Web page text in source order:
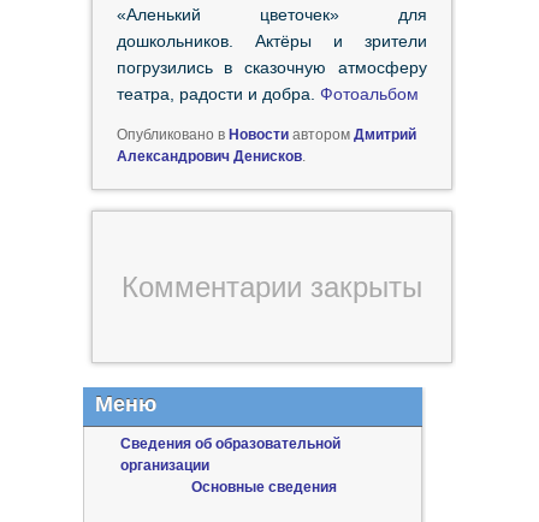
«Аленький цветочек» для
дошкольников. Актёры и зрители
погрузились в сказочную атмосферу
театра, радости и добра. Фотоальбом
Опубликовано в Новостиавтором Дмитрий
Александрович Денисков.
Комментарии закрыты
Меню
Сведения об образовательной
организации
Основные сведения